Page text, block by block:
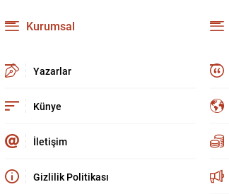
Kurumsal
Yazarlar
Künye
İletişim
Gizlilik Politikası